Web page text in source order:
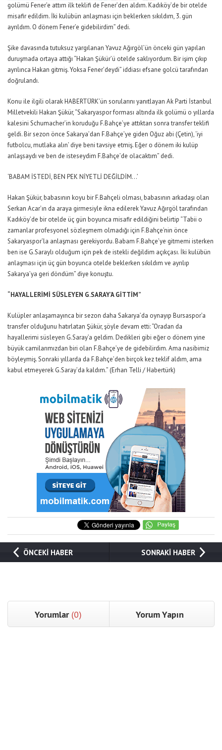
golümü Fener’e attım ilk teklifi de Fener’den aldım. Kadıköy’de bir otelde
misafir edildim. İki kulübün anlaşması için beklerken sıkıldım, 3. gün
ayrıldım. O dönem Fener’e gidebilirdim” dedi.
Şike davasında tutuksuz yargılanan Yavuz Ağırgöl’ün önceki gün yapılan
duruşmada ortaya attığı “Hakan Şükür’ü otelde saklıyordum. Bir işim çıkıp
ayrılınca Hakan gitmiş. Yoksa Fener’deydi” iddiası efsane golcü tarafından
doğrulandı.
Konu ile ilgili olarak HABERTÜRK’ün sorularını yanıtlayan Ak Parti İstanbul
Milletvekili Hakan Şükür, “Sakaryaspor forması altında ilk golümü o yıllarda
kalesini Schumacher’in koruduğu F.Bahçe’ye attıktan sonra transfer teklifi
geldi. Bir sezon önce Sakarya’dan F.Bahçe’ye giden Oğuz abi (Çetin), ‘iyi
futbolcu, mutlaka alın’ diye beni tavsiye etmiş. Eğer o dönem iki kulüp
anlaşsaydı ve ben de isteseydim F.Bahçe’de olacaktım” dedi.
‘BABAM İSTEDİ, BEN PEK NİYETLİ DEĞİLDİM…’
Hakan Şükür, babasının koyu bir F.Bahçeli olması, babasının arkadaşı olan
Serkan Acar’ın da araya girmesiyle ikna edilerek Yavuz Ağırgöl tarafından
Kadıköy’de bir otelde üç gün boyunca misafir edildiğini belirtip “Tabii o
zamanlar profesyonel sözleşmem olmadığı için F.Bahçe’nin önce
Sakaryaspor’la anlaşması gerekiyordu. Babam F.Bahçe’ye gitmemi isterken
ben ise G.Saraylı olduğum için pek de istekli değildim açıkçası. İki kulübün
anlaşması için üç gün boyunca otelde beklerken sıkıldım ve ayrılıp
Sakarya’ya geri döndüm” diye konuştu.
“HAYALLERİMİ SÜSLEYEN G.SARAY’A GİTTİM”
Kulüpler anlaşamayınca bir sezon daha Sakarya’da oynayıp Bursaspor’a
transfer olduğunu hatırlatan Şükür, şöyle devam etti: “Oradan da
hayallerimi süsleyen G.Saray’a geldim. Dedikleri gibi eğer o dönem yine
büyük camilarımızdan biri olan F.Bahçe’ye de gidebilirdim. Ama nasibimiz
böyleymiş. Sonraki yıllarda da F.Bahçe’den birçok kez teklif aldım, ama
kabul etmeyerek G.Saray’da kaldım.” (Erhan Telli / Habertürk)
ÖNCEKİ HABER SONRAKİ HABER
Yorumlar (0) Yorum Yapın